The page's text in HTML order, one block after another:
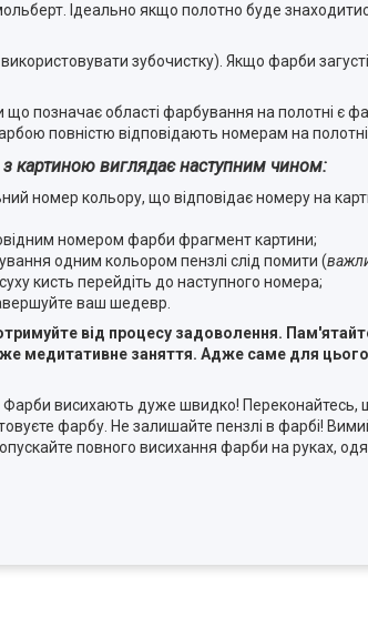
Ідеально якщо полотно буде
зубочистку). Якщо фарби
позначає області фарбування на полотні є
повністю відповідають номерам на полотні.
картиною виглядає наступним чином:
номер кольору, що відповідає номеру на
номером фарби фрагмент картини;
одним кольором пензлі слід помити (
кисть перейдіть до наступного номера;
ваш шедевр.
від процесу задоволення.
медитативне заняття. Адже саме для цього
Фарби висихають дуже швидко! Переконайтесь,
фарбу. Не залишайте пензлі в фарбі!
повного висихання фарби на руках,